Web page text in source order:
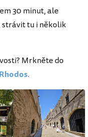
30 minut, ale
strávit tu i několik
Mrkněte do
.